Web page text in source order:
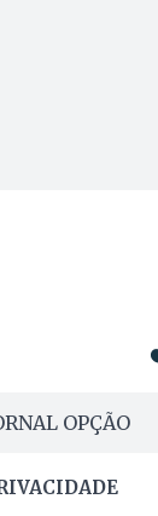
OPÇÃO